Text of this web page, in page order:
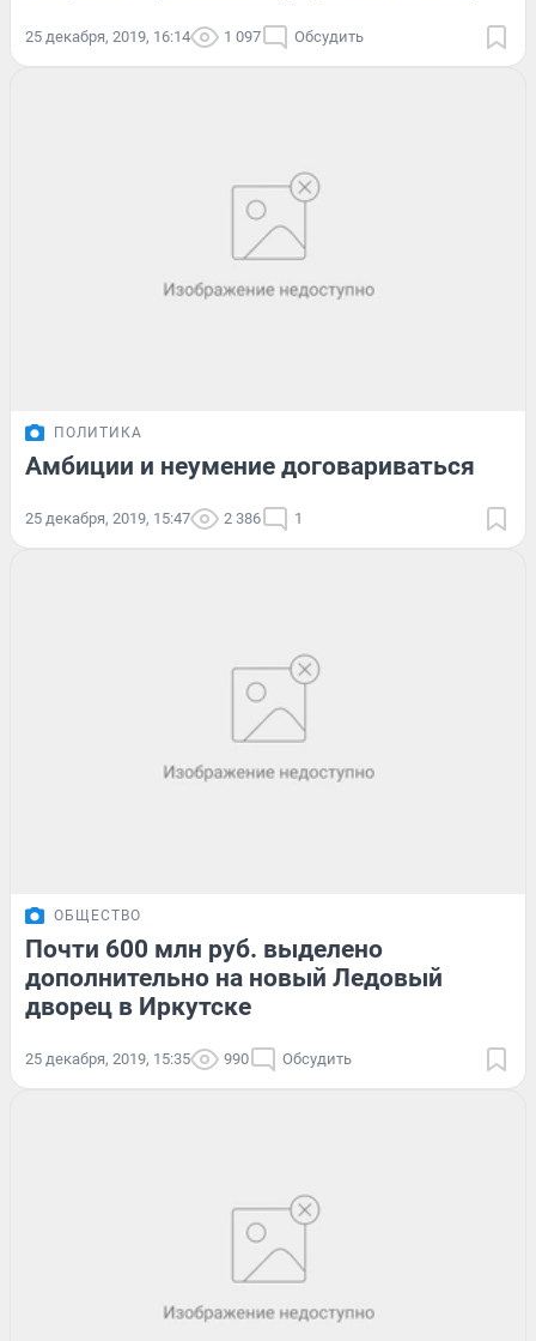
25 декабря, 2019, 16:14 1 097 Обсудить
ПОЛИТИКА
Амбиции и неумение договариваться
25 декабря, 2019, 15:47 2 386 1
ОБЩЕСТВО
Почти 600 млн руб. выделено
дополнительно на новый Ледовый
дворец в Иркутске
25 декабря, 2019, 15:35 990 Обсудить